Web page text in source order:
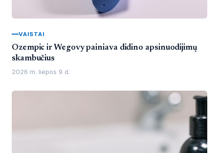
VAISTAI
Ozempic ir Wegovy painiava didino apsinuodijimų
skambučius
2026 m. liepos 9 d.